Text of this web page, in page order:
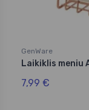
GenWare
Laikiklis meniu
7,99 €